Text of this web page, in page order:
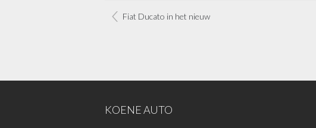
Fiat Ducato in het nieuw
KOENE AUTO